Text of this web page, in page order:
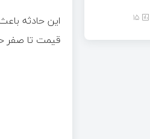
این حادثه
قیمت تا صفر
15